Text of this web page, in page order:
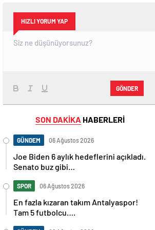
HIZLI YORUM YAP
GÖNDER
SON DAKİKA HABERLERİ
GÜNDEM 06 Ağustos 2026
Joe Biden 6 aylık hedeflerini açıkladı.
Senato buz gibi…
SPOR 06 Ağustos 2026
En fazla kızaran takım Antalyaspor!
Tam 5 futbolcu….